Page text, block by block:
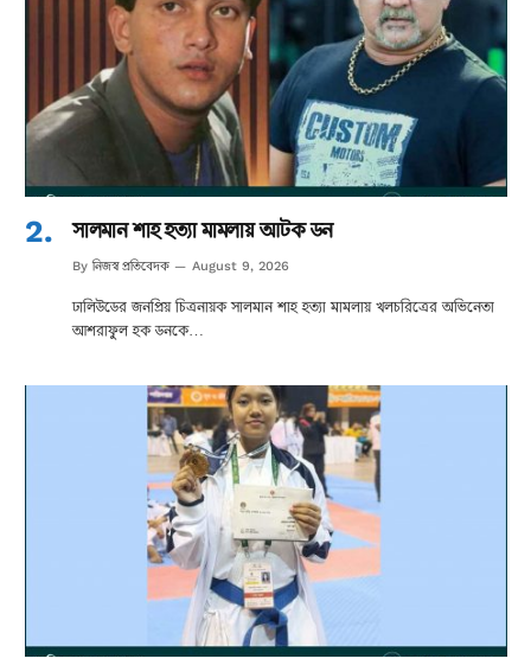
সালমান শাহ হত্যা মামলায় আটক ডন
By নিজস্ব প্রতিবেদক August 9, 2026
ঢালিউডের জনপ্রিয় চিত্রনায়ক সালমান শাহ হত্যা মামলায় খলচরিত্রের অভিনেতা
আশরাফুল হক ডনকে…